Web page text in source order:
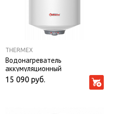
THERMEX
Водонагреватель
аккумуляционный
электрический бытовой
THERMEX Nova 80 V
15 090 руб.